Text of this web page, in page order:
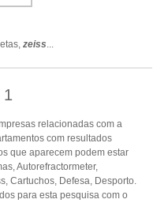
zeiss...
1
relacionadas com a
com resultados
que aparecem podem estar
Autorefractormeter,
Cartuchos, Defesa, Desporto.
para esta pesquisa com o